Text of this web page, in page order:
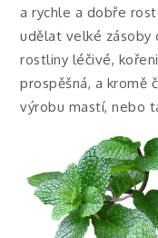
a rychle a dobře
udělat velké zásoby
rostliny léčivé,
prospěšná, a kromě
výrobu mastí, nebo